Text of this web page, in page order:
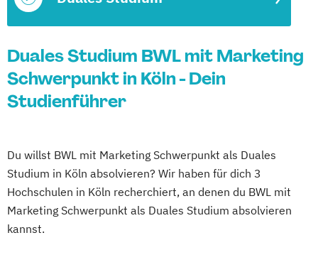
Duales Studium BWL mit Marketing
Schwerpunkt in Köln - Dein
Studienführer
Du willst BWL mit Marketing Schwerpunkt als Duales
Studium in Köln absolvieren? Wir haben für dich 3
Hochschulen in Köln recherchiert, an denen du BWL mit
Marketing Schwerpunkt als Duales Studium absolvieren
kannst.